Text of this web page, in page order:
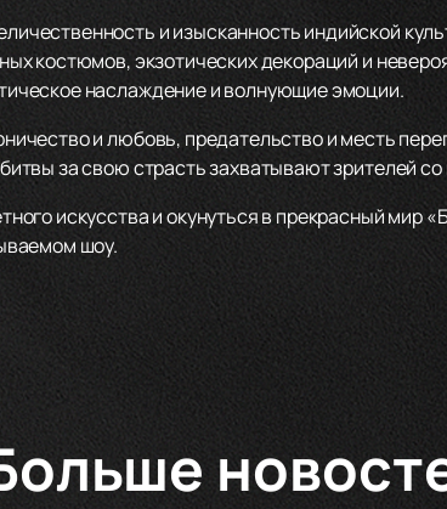
и изысканность индийской
костюмов, экзотических декораций и
наслаждение и волнующие эмоции.
и любовь, предательство и месть
за свою страсть захватывают зрителей со
искусства и окунуться в прекрасный мир
шоу.